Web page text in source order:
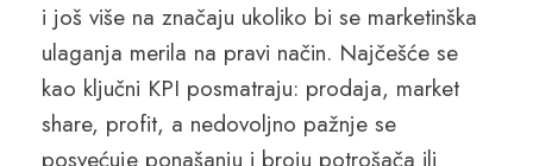
i još više na značaju ukoliko bi se marketinška
ulaganja merila na pravi način. Najčešće se
kao ključni KPI posmatraju: prodaja, market
share, profit, a nedovoljno pažnje se
posvećuje ponašanju i broju potrošača ili